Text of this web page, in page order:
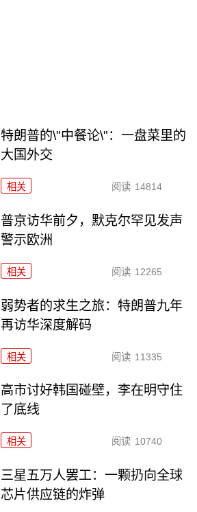
特朗普的\"中餐论\"：一盘菜里的
大国外交
相关 阅读 14814
普京访华前夕，默克尔罕见发声
警示欧洲
相关 阅读 12265
弱势者的求生之旅：特朗普九年
再访华深度解码
相关 阅读 11335
高市讨好韩国碰壁，李在明守住
了底线
相关 阅读 10740
三星五万人罢工：一颗扔向全球
芯片供应链的炸弹